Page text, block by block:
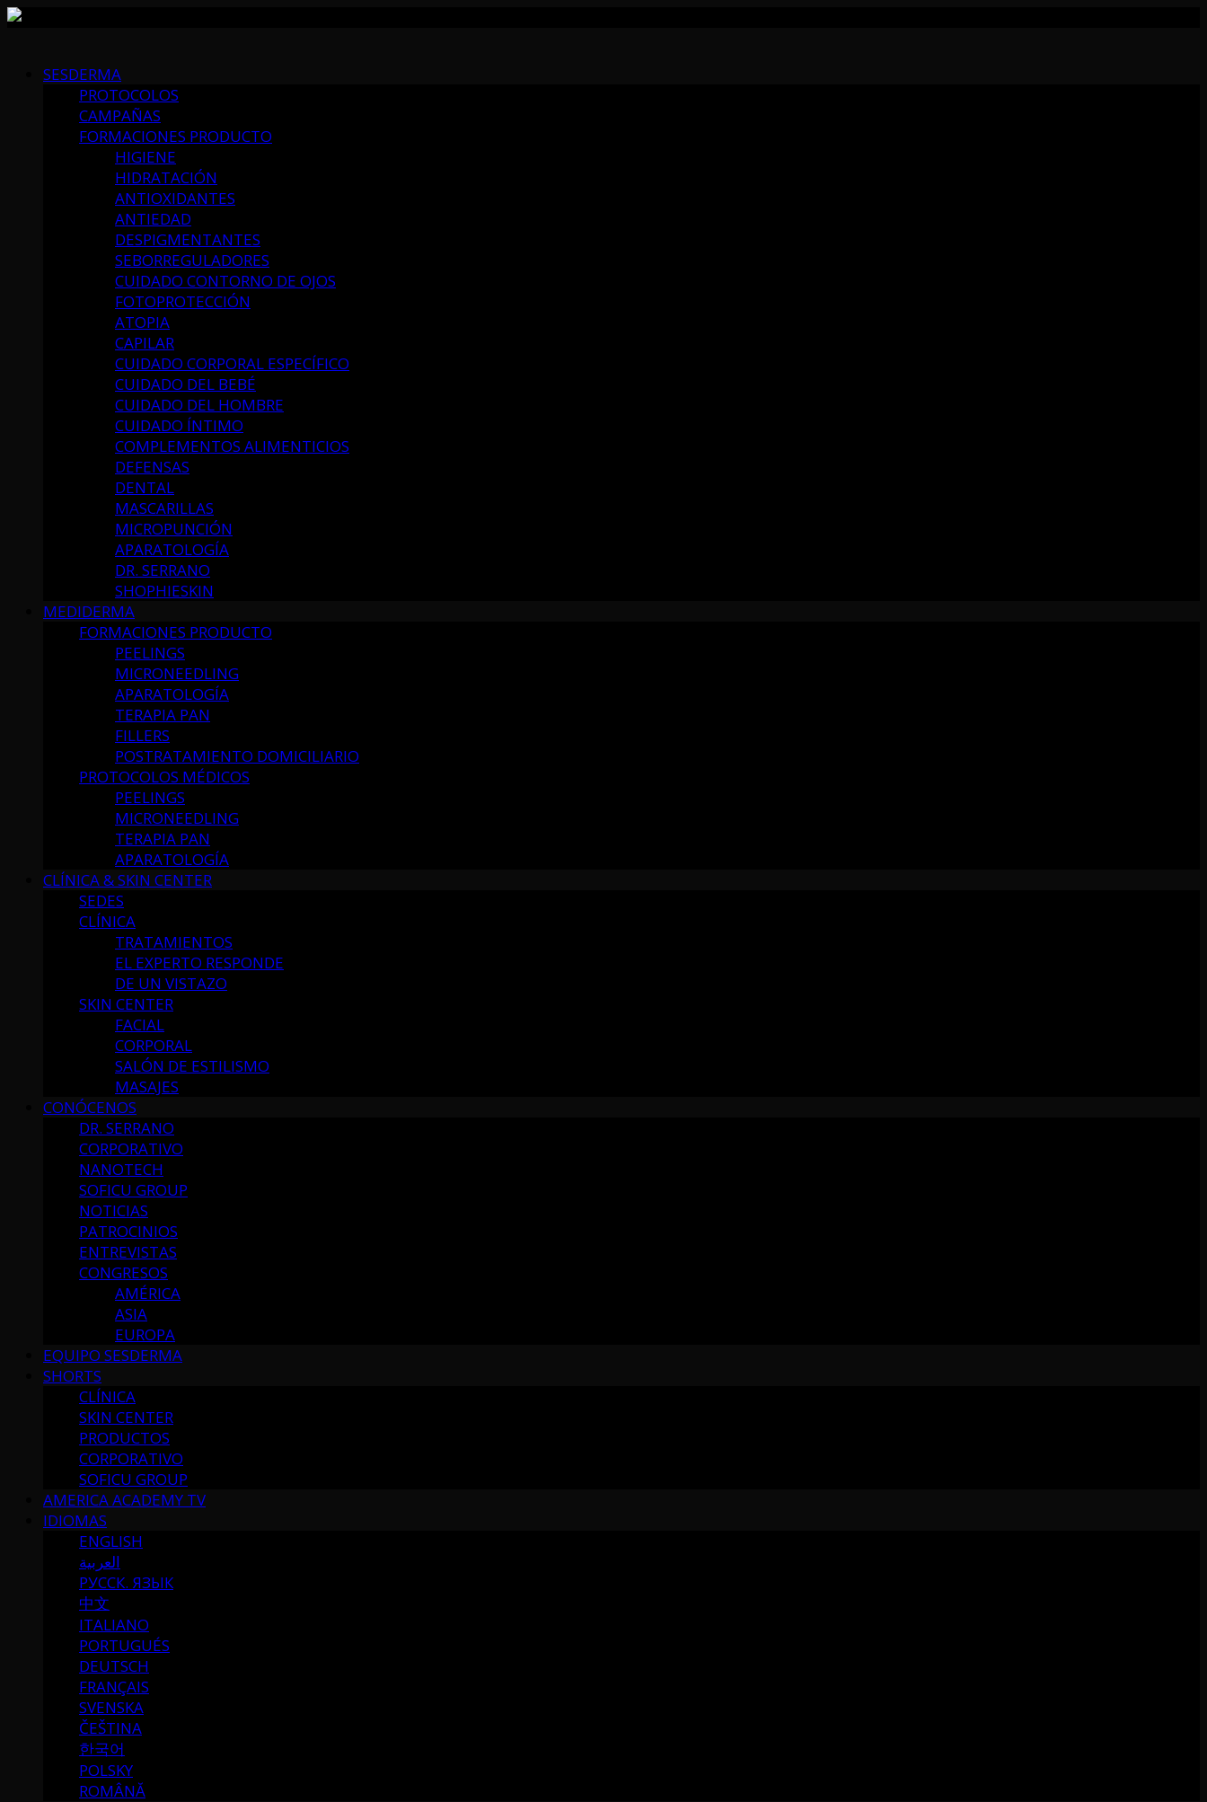
contentSESDERMA
PROTOCOLOS
CAMPAÑAS
FORMACIONES PRODUCTO
HIGIENE
HIDRATACIÓN
ANTIOXIDANTES
ANTIEDAD
DESPIGMENTANTES
SEBORREGULADORES
CUIDADO CONTORNO DE OJOS
FOTOPROTECCIÓN
ATOPIA
CAPILAR
CUIDADO CORPORAL ESPECÍFICO
CUIDADO DEL BEBÉ
CUIDADO DEL HOMBRE
CUIDADO ÍNTIMO
COMPLEMENTOS ALIMENTICIOS
DEFENSAS
DENTAL
MASCARILLAS
MICROPUNCIÓN
APARATOLOGÍA
DR. SERRANO
SHOPHIESKIN
MEDIDERMA
FORMACIONES PRODUCTO
PEELINGS
MICRONEEDLING
APARATOLOGÍA
TERAPIA PAN
FILLERS
POSTRATAMIENTO DOMICILIARIO
PROTOCOLOS MÉDICOS
PEELINGS
MICRONEEDLING
TERAPIA PAN
APARATOLOGÍA
CLÍNICA & SKIN CENTER
SEDES
CLÍNICA
TRATAMIENTOS
EL EXPERTO RESPONDE
DE UN VISTAZO
SKIN CENTER
FACIAL
CORPORAL
SALÓN DE ESTILISMO
MASAJES
CONÓCENOS
DR. SERRANO
CORPORATIVO
NANOTECH
SOFICU GROUP
NOTICIAS
PATROCINIOS
ENTREVISTAS
CONGRESOS
AMÉRICA
ASIA
EUROPA
EQUIPO SESDERMA
SHORTS
CLÍNICA
SKIN CENTER
PRODUCTOS
CORPORATIVO
SOFICU GROUP
AMERICA ACADEMY TV
IDIOMAS
ENGLISH
العربية
РУССК. ЯЗЫК
中文
ITALIANO
PORTUGUÉS
DEUTSCH
FRANÇAIS
SVENSKA
ČEŠTINA
한국어
POLSKY
ROMÂNĂ